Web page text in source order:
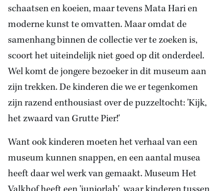
schaatsen en koeien, maar tevens Mata Hari en
moderne kunst te omvatten. Maar omdat de
samenhang binnen de collectie ver te zoeken is,
scoort het uiteindelijk niet goed op dit onderdeel.
Wel komt de jongere bezoeker in dit museum aan
zijn trekken. De kinderen die we er tegenkomen
zijn razend enthousiast over de puzzeltocht: 'Kijk,
het zwaard van Grutte Pier!'
Want ook kinderen moeten het verhaal van een
museum kunnen snappen, en een aantal musea
heeft daar wel werk van gemaakt. Museum Het